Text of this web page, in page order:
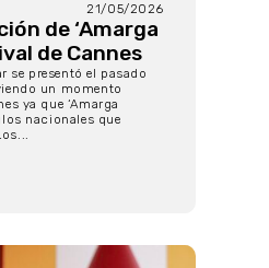
21/05/2026
de ‘Amarga
de Cannes
se presentó el pasado
un momento
ya que ‘Amarga
nacionales que